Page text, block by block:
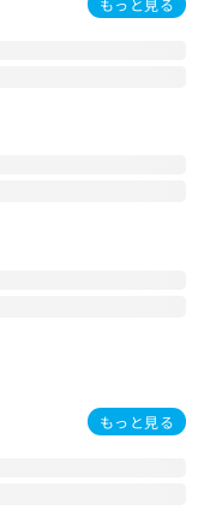
もっと見る
もっと見る